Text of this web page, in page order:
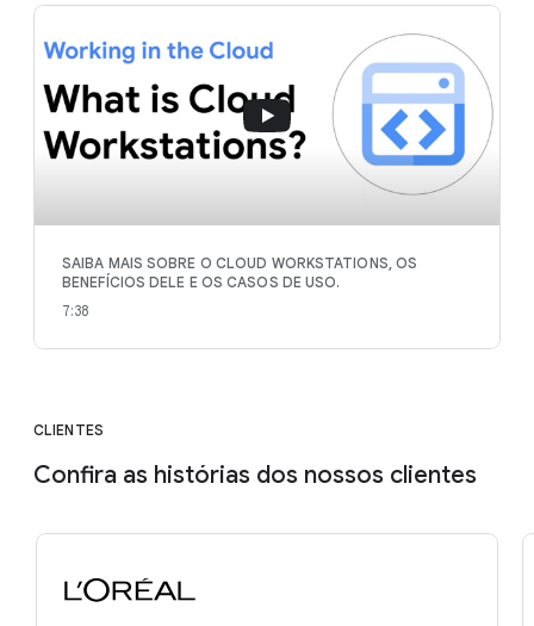
SAIBA MAIS SOBRE O CLOUD WORKSTATIONS, OS
BENEFÍCIOS DELE E OS CASOS DE USO.
7:38
CLIENTES
Confira as histórias dos nossos clientes